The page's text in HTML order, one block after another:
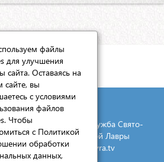
КАРТА САЙТА
© 2026 Социальная служба Свято-
Троицкой Сергиевой Лавры
E-mail:mail@lavra.tv
файлы
для улучшения
сайта. Оставаясь на
сайте, вы
с условиями
файлов
Чтобы
с Политикой
обработки
данных,